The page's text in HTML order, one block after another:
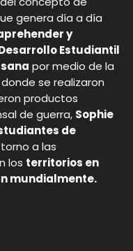
genera día a día
y
Estudiantil
por medio de la
se realizaron
productos
de guerra, Sophie
de
a las
los territorios en
mundialmente.